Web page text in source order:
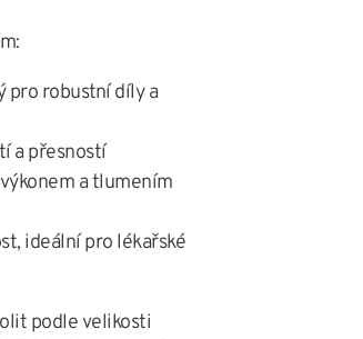
pro robustní díly a
a přesností
a tlumením
ideální pro lékařské
podle velikosti